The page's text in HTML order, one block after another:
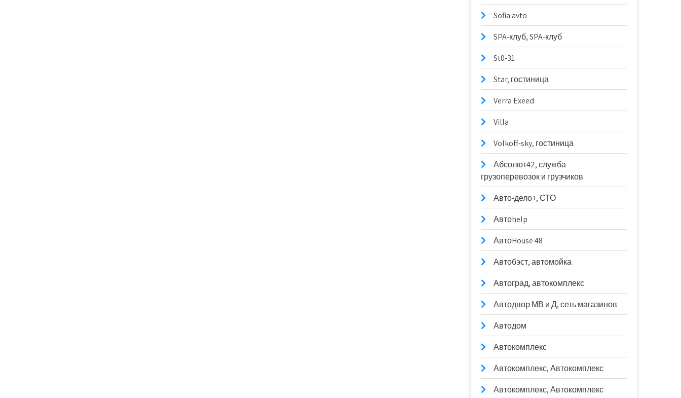
Sofia avto
SPA-клуб, SPA-клуб
St0-31
Star, гостиница
Verra Exeed
Villa
Volkoff-sky, гостиница
Абсолют42, служба
грузоперевозок и грузчиков
Авто-дело+, СТО
Автоhelp
АвтоHouse 48
Автобэст, автомойка
Автоград, автокомплекс
Автодвор МВ и Д, сеть магазинов
Автодом
Автокомплекс
Автокомплекс, Автокомплекс
Автокомплекс, Автокомплекс